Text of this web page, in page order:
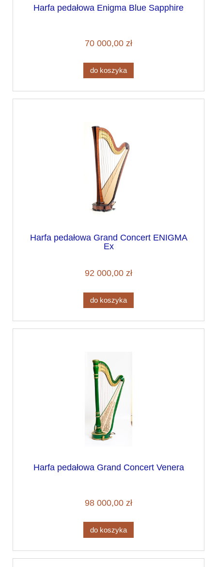
Harfa pedałowa Enigma Blue Sapphire
70 000,00 zł
do koszyka
Harfa pedałowa Grand Concert ENIGMA
Ex
92 000,00 zł
do koszyka
Harfa pedałowa Grand Concert Venera
98 000,00 zł
do koszyka